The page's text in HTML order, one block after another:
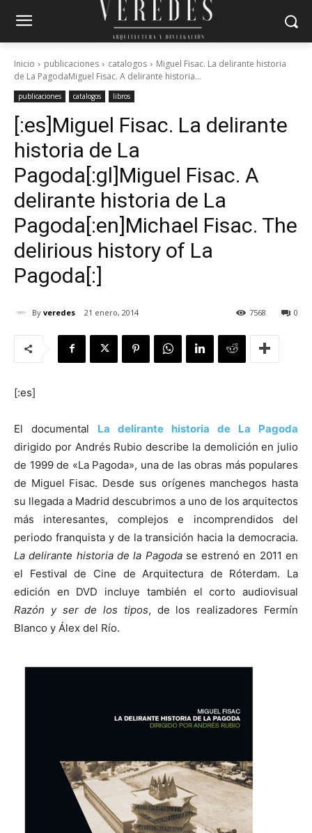
Inicio publicaciones catalogos
Miguel Fisac. La delirante historia
de La PagodaMiguel Fisac. A delirante historia...
publicaciones catalogos libros
[:es]Miguel Fisac. La delirante
historia de La
Pagoda[:gl]Miguel Fisac. A
delirante historia de La
Pagoda[:en]Michael Fisac. The
delirious history of La
Pagoda[:]
By veredes 21 enero, 2014 0
7568
[:es]
El documental La delirante historia de La Pagoda
dirigido por Andrés Rubio describe la demolición en julio
de 1999 de «La Pagoda», una de las obras más populares
de Miguel Fisac. Desde sus orígenes manchegos hasta
su llegada a Madrid descubrimos a uno de los arquitectos
más interesantes, complejos e incomprendidos del
periodo franquista y de la transición hacia la democracia.
La delirante historia de la Pagodase estrenó en 2011 en
el Festival de Cine de Arquitectura de Róterdam. La
edición en DVD incluye también el corto audiovisual
Razón y ser de los tipos, de los realizadores Fermín
Blanco y Álex del Río.